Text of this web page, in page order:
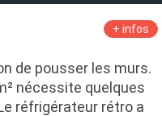
+ infos
de pousser les murs.
nécessite quelques
réfrigérateur rétro a